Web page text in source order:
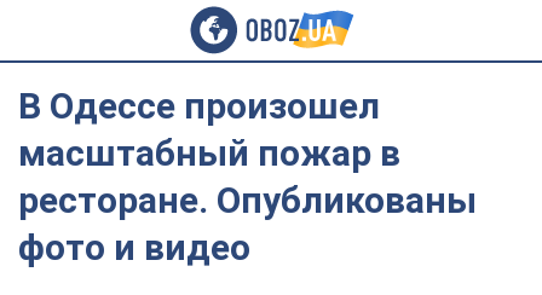
В Одессе произошел
масштабный пожар в
ресторане. Опубликованы
фото и видео